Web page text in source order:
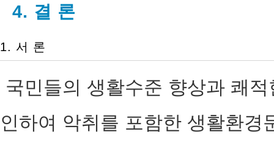
4. 결 론
1. 서 론
국민들의 생활수준 향상과 쾌
인하여 악취를 포함한 생활환